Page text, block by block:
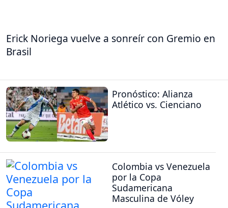
Erick Noriega vuelve a sonreír con Gremio en
Brasil
Pronóstico: Alianza
Atlético vs. Cienciano
Colombia vs Venezuela
por la Copa
Sudamericana
Masculina de Vóley